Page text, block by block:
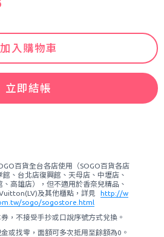
加入購物車
立即結帳
百貨全台各店使用（SOGO百貨各店
館、台北店復興館、天母店、中壢店、
高雄店），但不適用於香奈兒精品、
及其他櫃點，詳見
http://w
sogo/sogostore.html
，不接受手抄或口說序號方式兌換。
或找零，面額可多次抵用至餘額為0。